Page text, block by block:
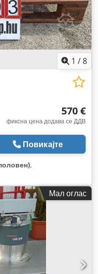
1 /8
570 €
фиксна цена додава се ДДВ
Повикајте
,
Мал оглас